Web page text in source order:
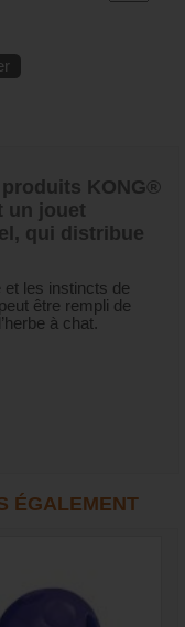
KONG®
un jouet
qui distribue
et les instincts de
être rempli de
à chat.
ÉGALEMENT